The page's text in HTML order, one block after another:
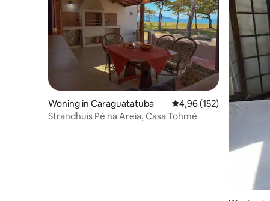
Woning in Caraguatatuba Gemiddelde
4,96 (152)
Strandhuis Pé na Areia, Casa Tohmé